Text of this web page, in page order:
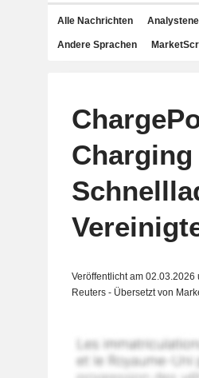
Alle Nachrichten
Andere Sprachen
Veröffentlicht am 02.03.2026
Reuters - Übersetzt von